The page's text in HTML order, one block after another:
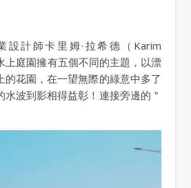
設計師卡里姆·拉希德（Karim
上庭園擁有五個不同的主題，以漂
的花園，在一望無際的綠意中多了
波到影相得益彰！連接旁邊的＂